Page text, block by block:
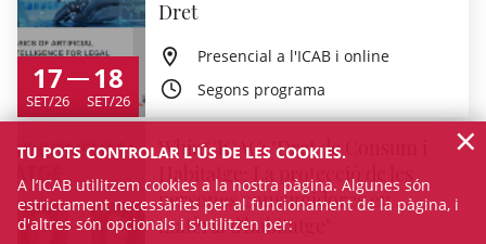
17
SET/26
18
SET/26
Dret
Presencial a l'ICAB i online
Segons programa
WbinCICAC: "Dret de Consum i
Habitatge: La protecció de les
persones consumidores en
matèria d'habitatge"
TU POTS CONTROLAR L'ÚS DE LES COOKIES.
A l’ICAB utilitzem cookies a la nostra pàgina. Algunes són
estrictament necessàries per al funcionament de la pàgina, i
d'altres són opcionals i s'utilitzen per:
×